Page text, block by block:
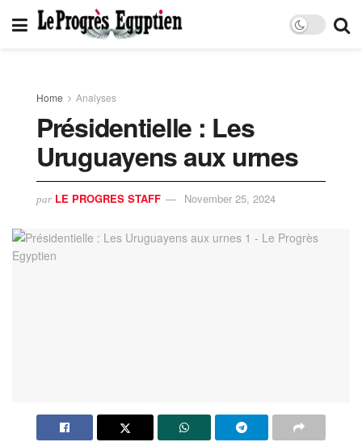
Home Analyses
Présidentielle : Les
Uruguayens aux urnes
par LE PROGRES STAFF November 25, 2024